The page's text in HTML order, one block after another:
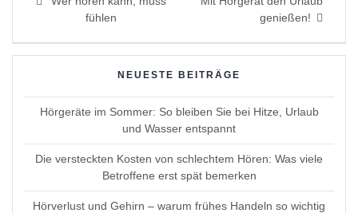
fühlen
genießen!
NEUESTE BEITRÄGE
Hörgeräte im Sommer: So bleiben Sie bei Hitze, Urlaub
und Wasser entspannt
Die versteckten Kosten von schlechtem Hören: Was viele
Betroffene erst spät bemerken
Hörverlust und Gehirn – warum frühes Handeln so wichtig